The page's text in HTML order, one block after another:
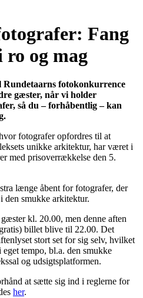
Fang
ro og mag
fotokonkurrence
gæster, når vi holder
så du – forhåbentlig – kan
fotografer opfordres til at
unikke arkitektur, har været i
med prisoverrækkelse den 5.
længe åbent for fotografer, der
den smukke arkitektur.
kl. 20.00, men denne aften
billet blive til 22.00. Det
stort set for sig selv, hvilket
tempo, bl.a. den smukke
og udsigtsplatformen.
at sætte sig ind i reglerne for
her.